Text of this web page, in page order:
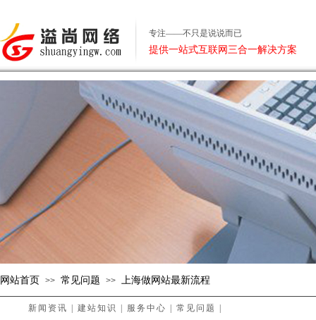
专注——不只是说说而已
提供一站式互联网三合一解决方案
网站首页 >> 常见问题 >> 上海做网站最新流程
新闻资讯 建站知识 服务中心 常见问题